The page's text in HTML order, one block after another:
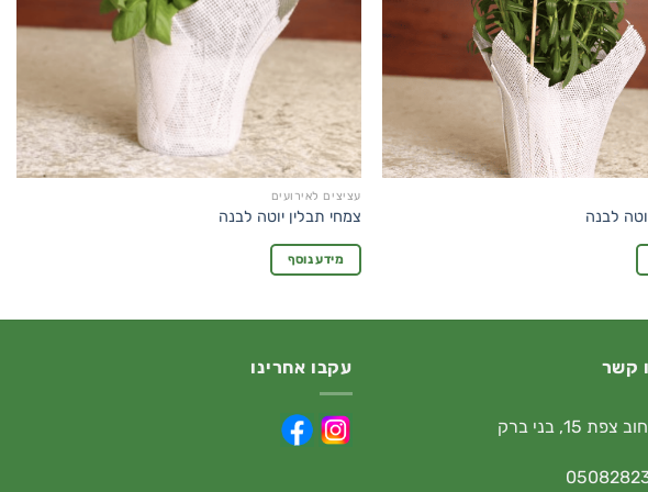
לבנה
עציצים לאירועים
צמחי תבלין יוטה לבנה
מידע נוסף
קשר
צפת 15, בני ברק
עקבו אחרינו